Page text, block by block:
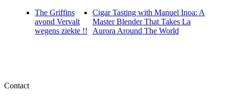
The Griffins
avond Vervalt
wegens ziekte !!
Cigar Tasting with Manuel Inoa: A
Master Blender That Takes La
Aurora Around The World
Contact